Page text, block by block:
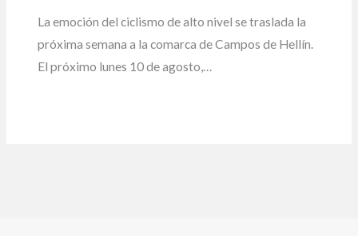
La emoción del ciclismo de alto nivel se traslada la
próxima semana a la comarca de Campos de Hellín.
El próximo lunes 10 de agosto,…